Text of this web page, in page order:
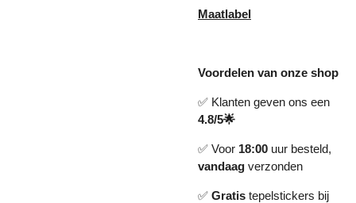
Maatlabel
Voordelen van onze shop
✅ Klanten geven ons een
4.8/5🌟
✅ Voor 18:00 uur besteld,
vandaag verzonden
✅ Gratis tepelstickers bij